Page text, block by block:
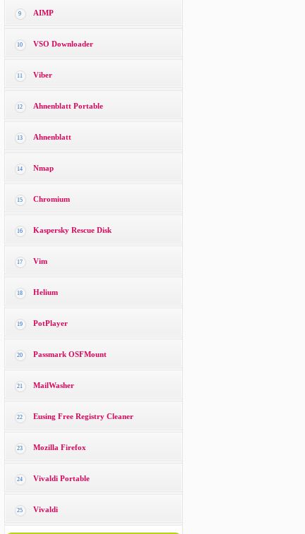
9 AIMP
10 VSO Downloader
11 Viber
12 Ahnenblatt Portable
13 Ahnenblatt
14 Nmap
15 Chromium
16 Kaspersky Rescue Disk
17 Vim
18 Helium
19 PotPlayer
20 Passmark OSFMount
21 MailWasher
22 Eusing Free Registry Cleaner
23 Mozilla Firefox
24 Vivaldi Portable
25 Vivaldi